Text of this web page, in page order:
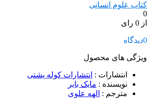
کتاب علوم انسانی
0
از 0 رای
0دیدگاه
ویژگی های محصول
انتشارات : انتشارات کوله پشتی
نویسنده : مایک بایر
مترجم : الهه علوی